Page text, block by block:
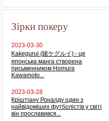
Зірки покеру
2023-03-30
Kakegurui (賭ケグルイ) - це
японська манга створена
письменником Homura
Kawamoto...
2023-03-28
Кріштіану Роналду один з
найвідоміших футболістів у світі
він прославився...